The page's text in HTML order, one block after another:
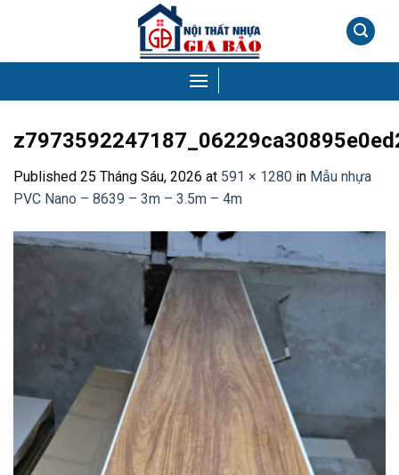
Published 25 Tháng Sáu, 2026 at 591 × 1280 in Mẫu nhựa
PVC Nano – 8639 – 3m – 3.5m – 4m